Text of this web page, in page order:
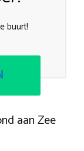
buurt!
aan Zee